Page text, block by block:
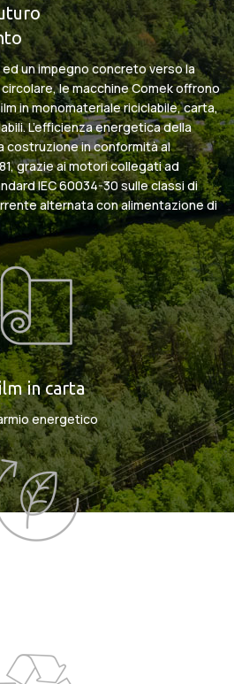
un impegno concreto verso la
le macchine Comek offrono
in monomateriale riciclabile, carta,
L’efficienza energetica della
costruzione in conformità al
grazie ai motori collegati ad
IEC 60034-30 sulle classi di
alternata con alimentazione di
in carta
energetico